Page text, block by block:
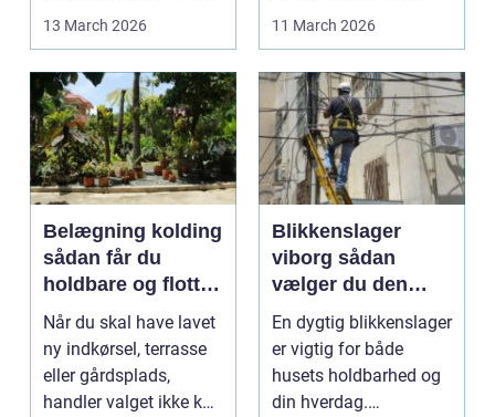
pålidel...
13 March 2026
kun om jura. Det
11 March 2026
Belægning kolding
sådan får du
holdbare og flotte
udendørsarealer
Når du skal have lavet
ny indkørsel, terrasse
eller gårdsplads,
handler valget ikke kun
Blikkenslager
viborg sådan
vælger du den
rette fagmand til
tag og vvs
En dygtig blikkenslager
er vigtig for både
husets holdbarhed og
din hverdag.